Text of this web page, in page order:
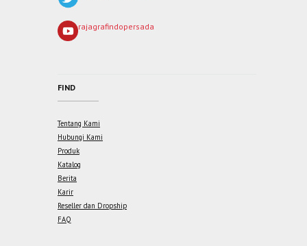
rajagrafindopersada
FIND
Tentang Kami
Hubungi Kami
Produk
Katalog
Berita
Karir
Reseller dan Dropship
FAQ